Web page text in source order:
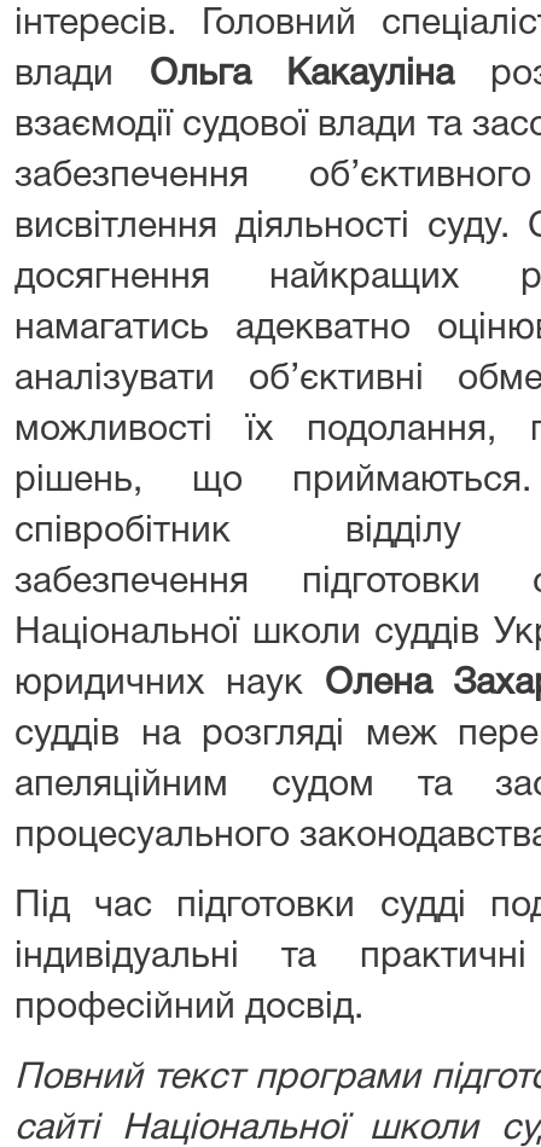
інтересів. Головний
влади Ольга Какауліна
взаємодії судової влади та
забезпечення
висвітлення діяльності
досягнення найкращих
намагатись адекватно
аналізувати об’єктивні
можливості їх подолання,
рішень, що
співробітник відділу
забезпечення підготовки
Національної школи суддів
юридичних наук Олена
суддів на розгляді меж
апеляційним судом та
процесуального
Під час підготовки судді
індивідуальні та
професійний досвід.
Повний текст програми
сайті
Національної школи